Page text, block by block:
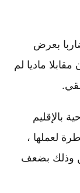
بعرض
يدفعون مقابلا ماديا لم
بالإقليم
لعملها ،
وذلك بضعف